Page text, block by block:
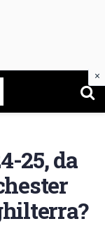
25, da
×